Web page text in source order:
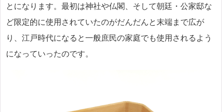
とになります。最初は神社や仏閣、そして朝廷・公家邸な
ど限定的に使用されていたのがだんだんと末端まで広が
り、江戸時代になると一般庶民の家庭でも使用されるよう
になっていったのです。